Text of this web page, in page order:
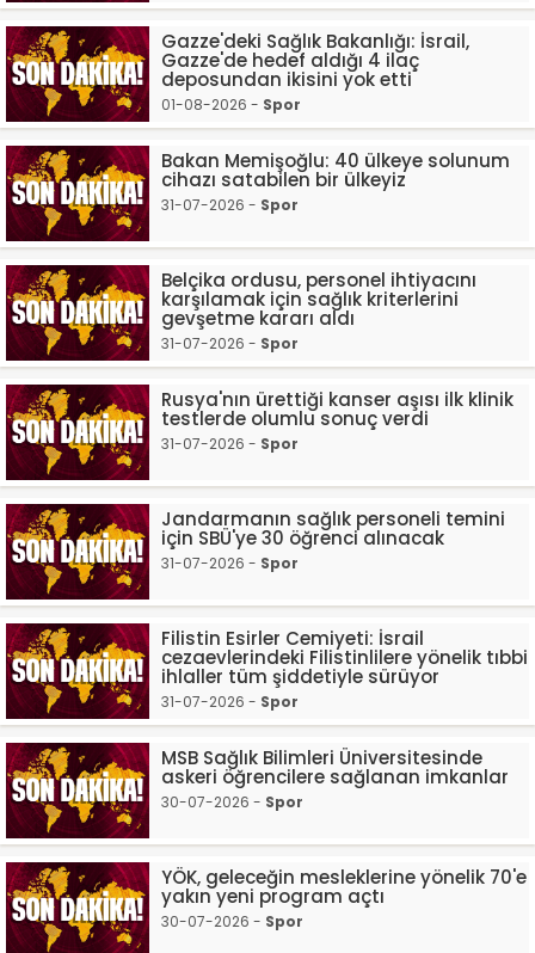
Gazze'deki Sağlık Bakanlığı: İsrail,
Gazze'de hedef aldığı 4 ilaç
deposundan ikisini yok etti
01-08-2026 - Spor
Bakan Memişoğlu: 40 ülkeye solunum
cihazı satabilen bir ülkeyiz
31-07-2026 - Spor
Belçika ordusu, personel ihtiyacını
karşılamak için sağlık kriterlerini
gevşetme kararı aldı
31-07-2026 - Spor
Rusya'nın ürettiği kanser aşısı ilk klinik
testlerde olumlu sonuç verdi
31-07-2026 - Spor
Jandarmanın sağlık personeli temini
için SBÜ'ye 30 öğrenci alınacak
31-07-2026 - Spor
Filistin Esirler Cemiyeti: İsrail
cezaevlerindeki Filistinlilere yönelik tıbbi
ihlaller tüm şiddetiyle sürüyor
31-07-2026 - Spor
MSB Sağlık Bilimleri Üniversitesinde
askeri öğrencilere sağlanan imkanlar
30-07-2026 - Spor
YÖK, geleceğin mesleklerine yönelik 70'e
yakın yeni program açtı
30-07-2026 - Spor